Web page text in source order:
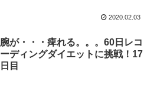
2020.02.03
腕が・・・痺れる。。。60日レコ
ーディングダイエットに挑戦！17
日目